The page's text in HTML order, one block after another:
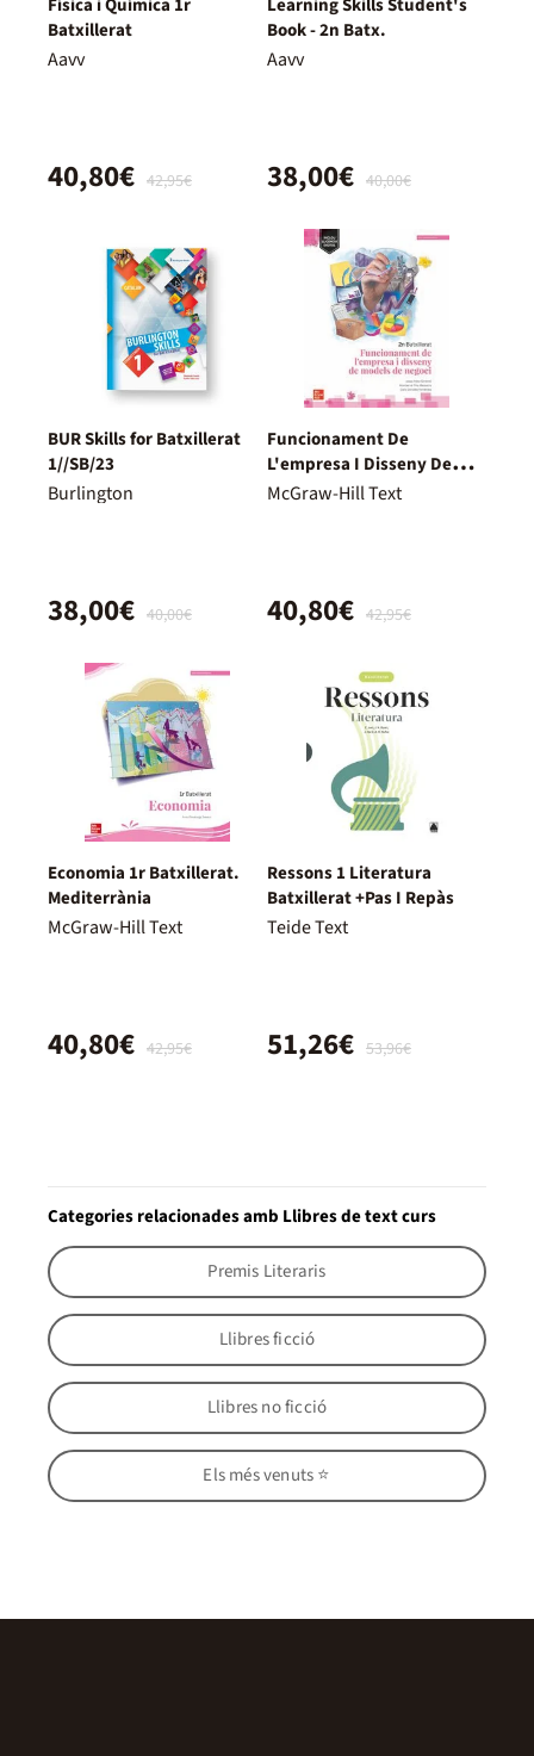
Física i Química 1r
Batxillerat
Aavv
42,95€
40,80€
Learning Skills Student's
Book - 2n Batx.
Aavv
40,00€
38,00€
BUR Skills for Batxillerat
1//SB/23
Burlington
40,00€
38,00€
Funcionament De
L'empresa I Disseny De
Models De Negoci. 2º
McGraw-Hill Text
42,95€
40,80€
Economia 1r Batxillerat.
Mediterrània
McGraw-Hill Text
42,95€
40,80€
Ressons 1 Literatura
Batxillerat +Pas I Repàs
Teide Text
53,96€
51,26€
Categories relacionades amb Llibres de text curs
Premis Literaris
Llibres ficció
Llibres no ficció
Els més venuts ⭐